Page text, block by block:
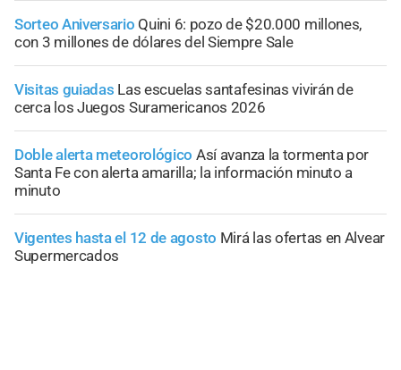
Sorteo Aniversario Quini 6: pozo de $20.000 millones,
con 3 millones de dólares del Siempre Sale
Visitas guiadas Las escuelas santafesinas vivirán de
cerca los Juegos Suramericanos 2026
Doble alerta meteorológico Así avanza la tormenta por
Santa Fe con alerta amarilla; la información minuto a
minuto
Vigentes hasta el 12 de agosto Mirá las ofertas en Alvear
Supermercados